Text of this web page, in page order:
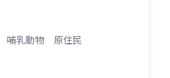
哺乳動物 原住民